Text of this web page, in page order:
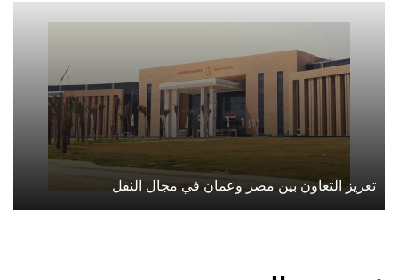
تعزيز التعاون بين مصر وعمان في مجال النقل